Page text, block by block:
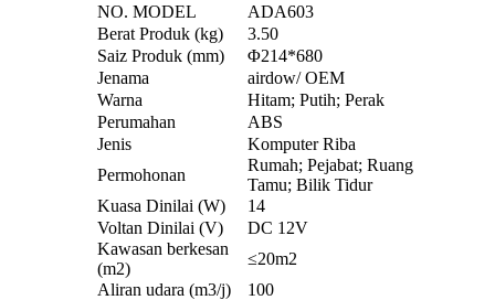
NO. MODEL
ADA603
Berat Produk (kg)
3.50
Saiz Produk (mm)
Φ214*680
Jenama
airdow/ OEM
Warna
Hitam; Putih; Perak
Perumahan
ABS
Jenis
Komputer Riba
Permohonan
Rumah; Pejabat; Ruang
Tamu; Bilik Tidur
Kuasa Dinilai (W)
14
Voltan Dinilai (V)
DC 12V
Kawasan berkesan
(m2)
≤20m2
Aliran udara (m3/j)
100